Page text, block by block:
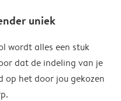
uniek
wordt alles een stuk
dat de indeling van je
het door jou gekozen